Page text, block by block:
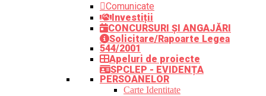
Comunicate
Investiții
CONCURSURI ȘI ANGAJĂRI
Solicitare/Rapoarte Legea
544/2001
Apeluri de proiecte
SPCLEP - EVIDENȚA
PERSOANELOR
Carte Identitate